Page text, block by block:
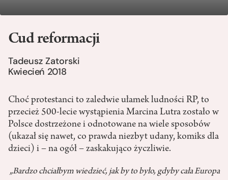
Cud reformacji
Tadeusz Zatorski
Kwiecień 2018
Choć protestanci to zaledwie ułamek ludności RP, to
przecież 500-lecie wystąpienia Marcina Lutra zostało w
Polsce dostrzeżone i odnotowane na wiele sposobów
(ukazał się nawet, co prawda niezbyt udany, komiks dla
dzieci) i – na ogół – zaskakująco życzliwie.
„Bardzo chciałbym wiedzieć, jak by to było, gdyby cała Europa